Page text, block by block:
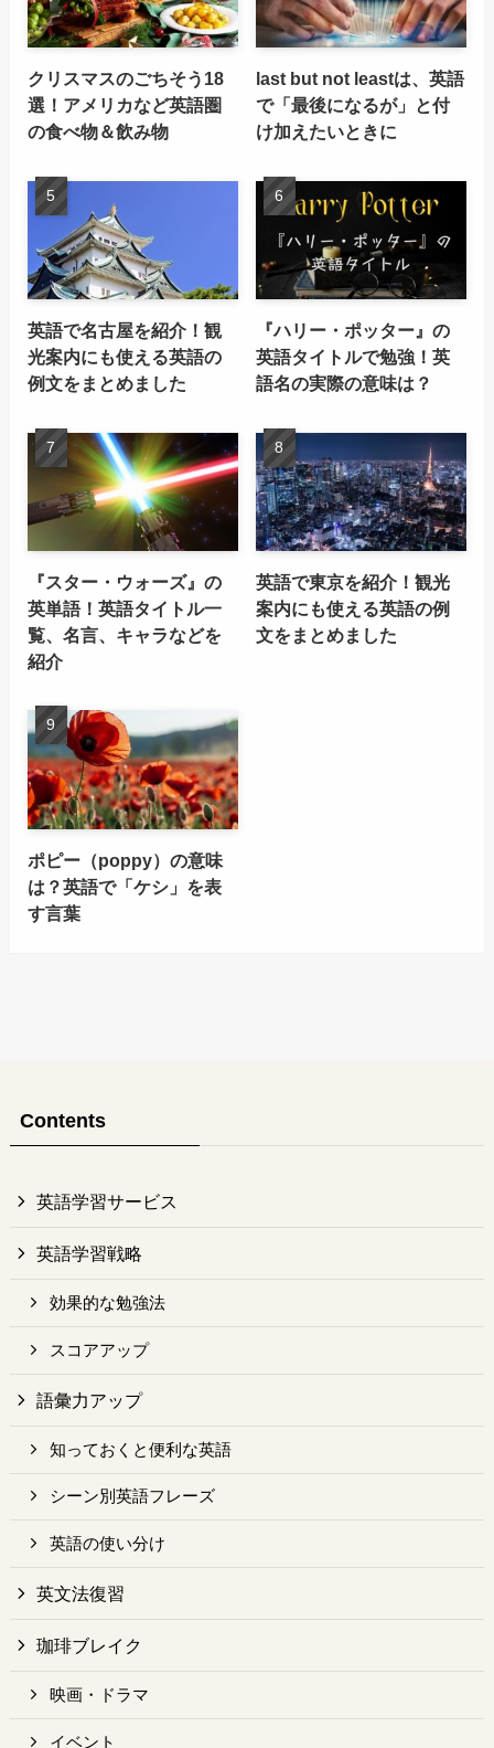
クリスマスのごちそう18
選！アメリカなど英語圏
の食べ物＆飲み物
last but not leastは、英語
で「最後になるが」と付
け加えたいときに
英語で名古屋を紹介！観
光案内にも使える英語の
例文をまとめました
『ハリー・ポッター』の
英語タイトルで勉強！英
語名の実際の意味は？
『スター・ウォーズ』の
英単語！英語タイトル一
覧、名言、キャラなどを
紹介
英語で東京を紹介！観光
案内にも使える英語の例
文をまとめました
ポピー（poppy）の意味
は？英語で「ケシ」を表
す言葉
Contents
英語学習サービス
英語学習戦略
効果的な勉強法
スコアアップ
語彙力アップ
知っておくと便利な英語
シーン別英語フレーズ
英語の使い分け
英文法復習
珈琲ブレイク
映画・ドラマ
イベント